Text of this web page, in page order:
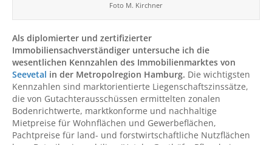
Foto M. Kirchner
Als diplomierter und zertifizierter
Immobiliensachverständiger untersuche ich die
wesentlichen Kennzahlen des Immobilienmarktes von
Seevetal in der Metropolregion Hamburg. Die wichtigsten
Kennzahlen sind marktorientierte Liegenschaftszinssätze,
die von Gutachterausschüssen ermittelten zonalen
Bodenrichtwerte, marktkonforme und nachhaltige
Mietpreise für Wohnflächen und Gewerbeflächen,
Pachtpreise für land- und forstwirtschaftliche Nutzflächen